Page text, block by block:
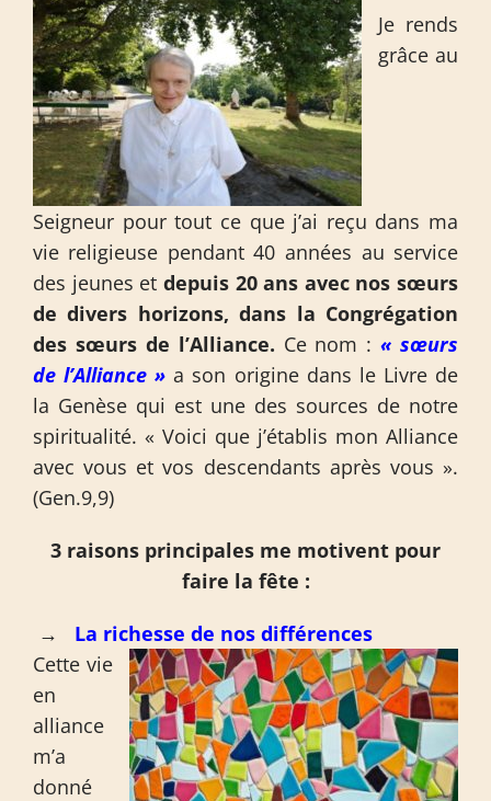
Je rends
grâce au
Seigneur pour tout ce que j’ai reçu dans ma
vie religieuse pendant 40 années au service
des jeunes et depuis 20 ans avec nos sœurs
de divers horizons, dans la Congrégation
des sœurs de l’Alliance. Ce nom :« sœurs
de l’Alliance » a son origine dans le Livre de
la Genèse qui est une des sources de notre
spiritualité. « Voici que j’établis mon Alliance
avec vous et vos descendants après vous ».
(Gen.9,9)
3 raisons principales me motivent pour
faire la fête :
→
La richesse de nos différences
Cette vie
en
alliance
m’a
donné